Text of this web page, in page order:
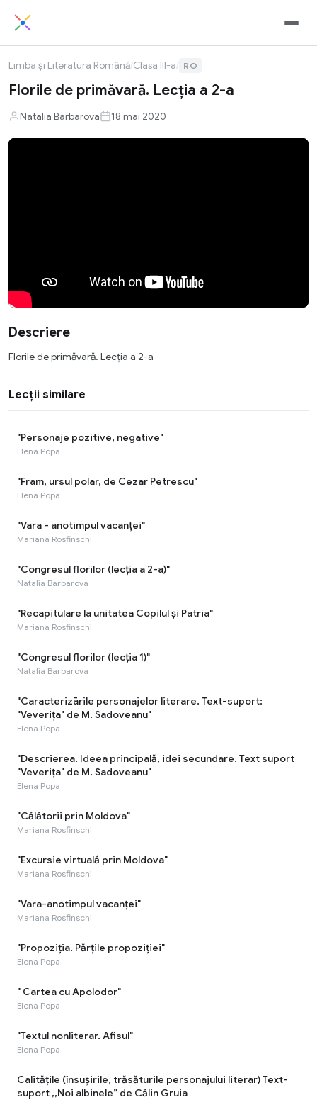
Limba și Literatura Română/Clasa III-a/ RO
Florile de primăvară. Lecția a 2-a
Natalia Barbarova 18 mai 2020
Descriere
Florile de primăvară. Lecția a 2-a
Lecții similare
"Personaje pozitive, negative"
Elena Popa
"Fram, ursul polar, de Cezar Petrescu"
Elena Popa
"Vara - anotimpul vacanței"
Mariana Rosfinschi
"Congresul florilor (lecția a 2-a)"
Natalia Barbarova
"Recapitulare la unitatea Copilul și Patria"
Mariana Rosfinschi
"Congresul florilor (lecția 1)"
Natalia Barbarova
"Caracterizārile personajelor literare. Text-suport:
"Veverița" de M. Sadoveanu"
Elena Popa
"Descrierea. Ideea principală, idei secundare. Text suport
"Veverița" de M. Sadoveanu"
Elena Popa
"Călătorii prin Moldova"
Mariana Rosfinschi
"Excursie virtuală prin Moldova"
Mariana Rosfinschi
"Vara-anotimpul vacanței"
Mariana Rosfinschi
"Propoziția. Părțile propoziției"
Elena Popa
" Cartea cu Apolodor"
Elena Popa
"Textul nonliterar. Afisul"
Elena Popa
Calitățile (însușirile, trăsăturile personajului literar) Text-
suport ,,Noi albinele” de Călin Gruia